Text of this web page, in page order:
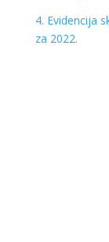
4. Evidencija
za 2022.